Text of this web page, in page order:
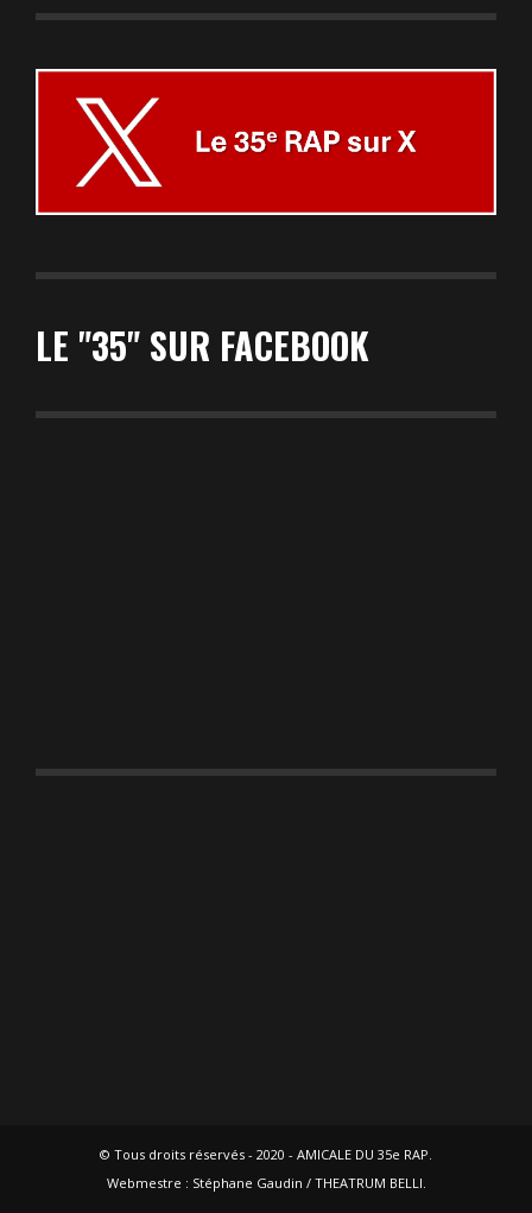
LE "35" SUR FACEBOOK
© Tous droits réservés - 2020 - AMICALE DU 35e RAP.
Webmestre : Stéphane Gaudin / THEATRUM BELLI.